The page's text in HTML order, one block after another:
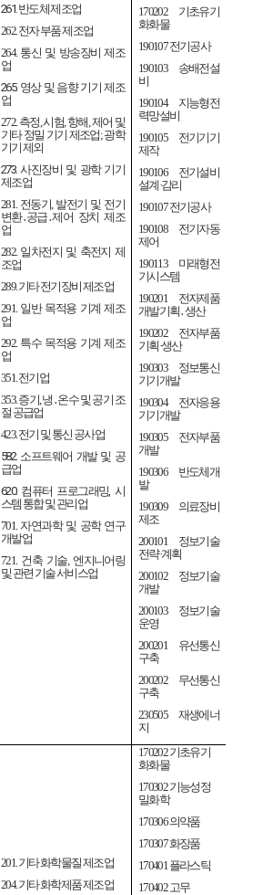
261. 반도체 제조업
262. 전자 부품 제조업
264. 통신 및 방송장비 제조
업
265. 영상 및 음향 기기 제조
업
272. 측정 ,시험 항해 제어 및
기타 정밀 기기 제조업;광학
기기 제외
273.사진장비 및 광학 기기
제조업
281. 전동기 발전기 및 전기
변환․공급․제어 장치 제조
업
282. 일차전지 및 축전지 제
조업
289. 기타 전기장비 제조업
291. 일반 목적용 기계 제조
업
292. 특수 목적용 기계 제조
업
351. 전기업
353. 증기 냉 ․온수 및 공기 조
절 공급업
423. 전기 및 통신 공사업
582. 소프트웨어 개발 및 공
급업
620. 컴퓨터 프로그래밍 시
스템 통합 및 관리업
701. 자연과학 및 공학 연구
개발업
721. 건축 기술, 엔지니어링
및 관련 기술 서비스업
170202 기초유기
화화물
190107전기공사
190103 송배전설
비
190104 지능형전
력망설비
190105 전기기기
제작
190106 전기설비
설계·감리
190107전기공사
190108 전기자동
제어
190113 미래형전
기시스템
190201 전자제품
개발기획․생산
190202 전자부품
기획·생산
190303 정보통신
기기개발
190304 전자응용
기기개발
190305 전자부품
개발
190306 반도체개
발
190309 의료장비
제조
200101 정보기술
전략·계획
200102 정보기술
개발
200103 정보기술
운영
200201 유선통신
구축
200202 무선통신
구축
230505 재생에너
지
201. 기타 화학물질 제조업
204.기타 화학제품 제조업
170202기초유기
화화물
170302기능성정
밀화학
170306의약품
170307화장품
170401 플라스틱
170402 고무